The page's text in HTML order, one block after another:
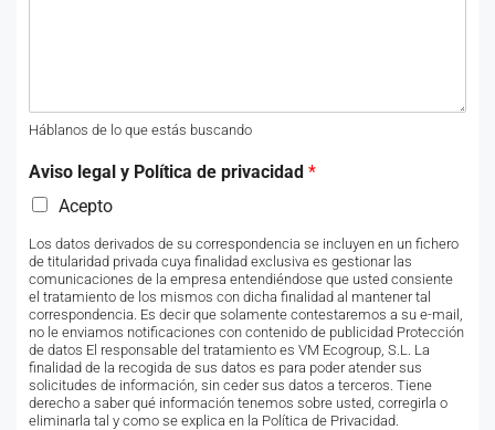
Háblanos de lo que estás buscando
Aviso legal y Política de privacidad *
Acepto
Los datos derivados de su correspondencia se incluyen en un fichero
de titularidad privada cuya finalidad exclusiva es gestionar las
comunicaciones de la empresa entendiéndose que usted consiente
el tratamiento de los mismos con dicha finalidad al mantener tal
correspondencia. Es decir que solamente contestaremos a su e-mail,
no le enviamos notificaciones con contenido de publicidad Protección
de datos El responsable del tratamiento es VM Ecogroup, S.L. La
finalidad de la recogida de sus datos es para poder atender sus
solicitudes de información, sin ceder sus datos a terceros. Tiene
derecho a saber qué información tenemos sobre usted, corregirla o
eliminarla tal y como se explica en la Política de Privacidad.